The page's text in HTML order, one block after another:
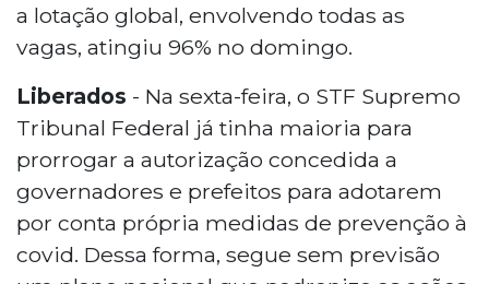
a lotação global, envolvendo todas as
vagas, atingiu 96% no domingo.
Liberados - Na sexta-feira, o STF Supremo
Tribunal Federal já tinha maioria para
prorrogar a autorização concedida a
governadores e prefeitos para adotarem
por conta própria medidas de prevenção à
covid. Dessa forma, segue sem previsão